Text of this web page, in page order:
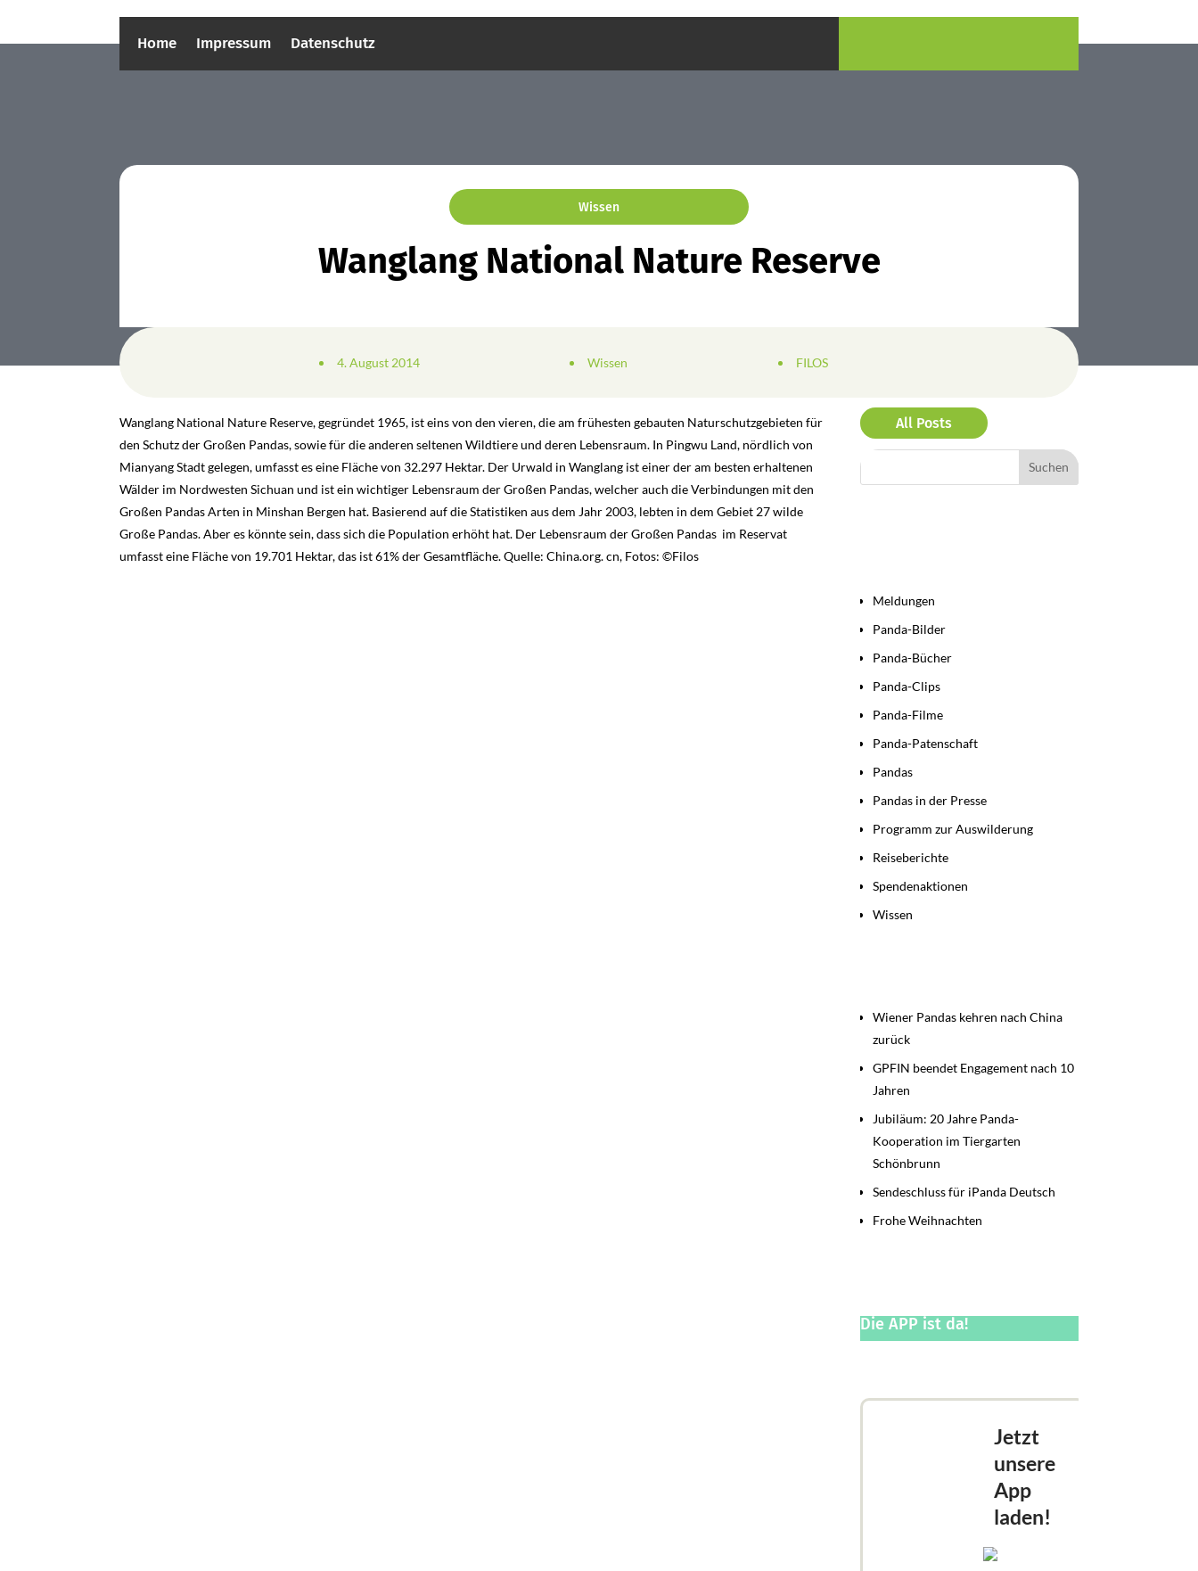
Home Impressum Datenschutz
Wissen
Wanglang National Nature Reserve
4. August 2014 Wissen FILOS
Wanglang National Nature Reserve, gegründet 1965, ist eins von den vieren, die am frühesten gebauten Naturschutzgebieten für
den Schutz der Großen Pandas, sowie für die anderen seltenen Wildtiere und deren Lebensraum. In Pingwu Land, nördlich von
Mianyang Stadt gelegen, umfasst es eine Fläche von 32.297 Hektar. Der Urwald in Wanglang ist einer der am besten erhaltenen
Wälder im Nordwesten Sichuan und ist ein wichtiger Lebensraum der Großen Pandas, welcher auch die Verbindungen mit den
Großen Pandas Arten in Minshan Bergen hat. Basierend auf die Statistiken aus dem Jahr 2003, lebten in dem Gebiet 27 wilde
Große Pandas. Aber es könnte sein, dass sich die Population erhöht hat. Der Lebensraum der Großen Pandas im Reservat
umfasst eine Fläche von 19.701 Hektar, das ist 61% der Gesamtfläche. Quelle: China.org. cn, Fotos: ©Filos
All Posts
Meldungen
Panda-Bilder
Panda-Bücher
Panda-Clips
Panda-Filme
Panda-Patenschaft
Pandas
Pandas in der Presse
Programm zur Auswilderung
Reiseberichte
Spendenaktionen
Wissen
Wiener Pandas kehren nach China
zurück
GPFIN beendet Engagement nach 10
Jahren
Jubiläum: 20 Jahre Panda-
Kooperation im Tiergarten
Schönbrunn
Sendeschluss für iPanda Deutsch
Frohe Weihnachten
Die APP ist da!
Jetzt
unsere
App
laden!